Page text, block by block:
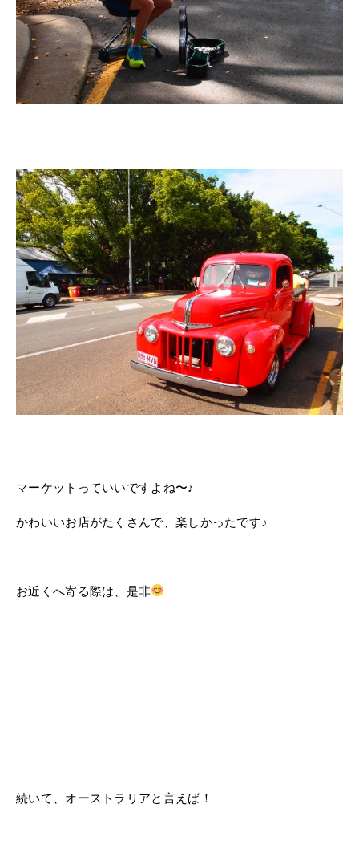
マーケットっていいですよね〜♪
かわいいお店がたくさんで、楽しかったです♪
お近くへ寄る際は、是非
続いて、オーストラリアと言えば！